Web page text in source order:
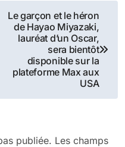
Le garçon et le héron
de Hayao Miyazaki,
lauréat d’un Oscar,
sera bientôt
disponible sur la
plateforme Max aux
USA
publiée. Les champs